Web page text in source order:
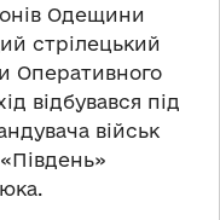
Одещини
стрілецький
Оперативного
відбувався під
військ